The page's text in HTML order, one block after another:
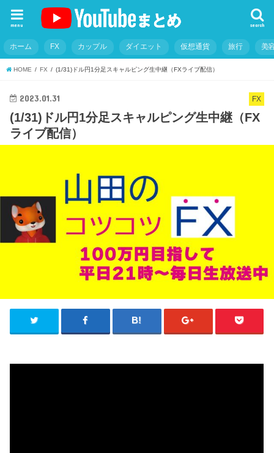
search
menu
ホーム FX カップル ダイエット 仮想通貨 旅行 美
HOME FX (1/31)ドル円1分足スキャルピング生中継（FXライブ配信）
FX
2023.01.31
(1/31)ドル円1分足スキャルピング生中継（FX
ライブ配信）